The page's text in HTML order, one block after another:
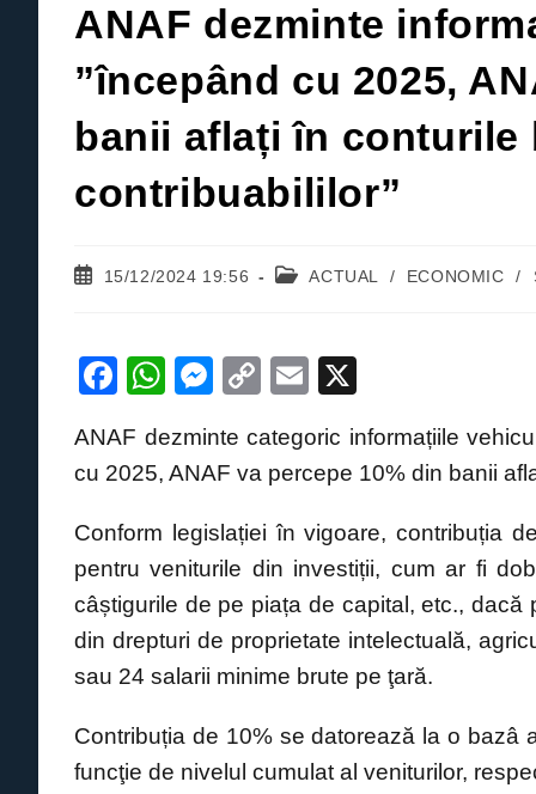
ANAF dezminte
”începând cu 2025,
banii aflați în conturile
contribuabililor”
Post15/12/2024 19:56
PostACTUAL / ECONOMIC /
F
c
e
b
o
o
k
W
at
s
A
p
p
M
ss
e
n
g
er
C
p
y
Li
n
k
E
ail
ANAF dezminte categoric informațiile
cu 2025, ANAF va percepe 10% din banii
Conform legislației în vigoare, contribuția
pentru veniturile din investiții, cum ar fi
câștigurile de pe piața de capital, etc.,
din drepturi de proprietate intelectuală,
sau 24 salarii minime brute pe ţară.
Contribuția de 10% se datorează la o bazâ
funcţie de nivelul cumulat al veniturilor,